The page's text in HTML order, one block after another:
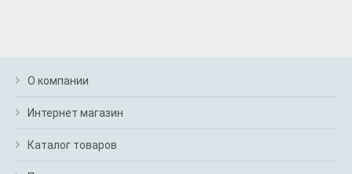
О компании
Интернет магазин
Каталог товаров